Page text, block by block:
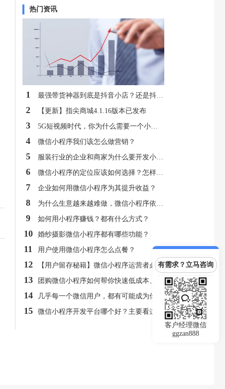
热门资讯
1
2 【更新】指尖商城4.1.16版本已发布
3
4 微信小程序我们该怎么做营销？
5
6
7 企业如何用微信小程序为其提升收益？
8
9 如何用小程序赚钱？都有什么方式？
10 婚纱摄影微信小程序都有哪些功能？
11 用户使用微信小程序怎么点餐？
12 【用户留存秘籍】微信小程序运营者必须收藏！
13
14
15
有需求？立马咨询
客户经理微信
ggzan888